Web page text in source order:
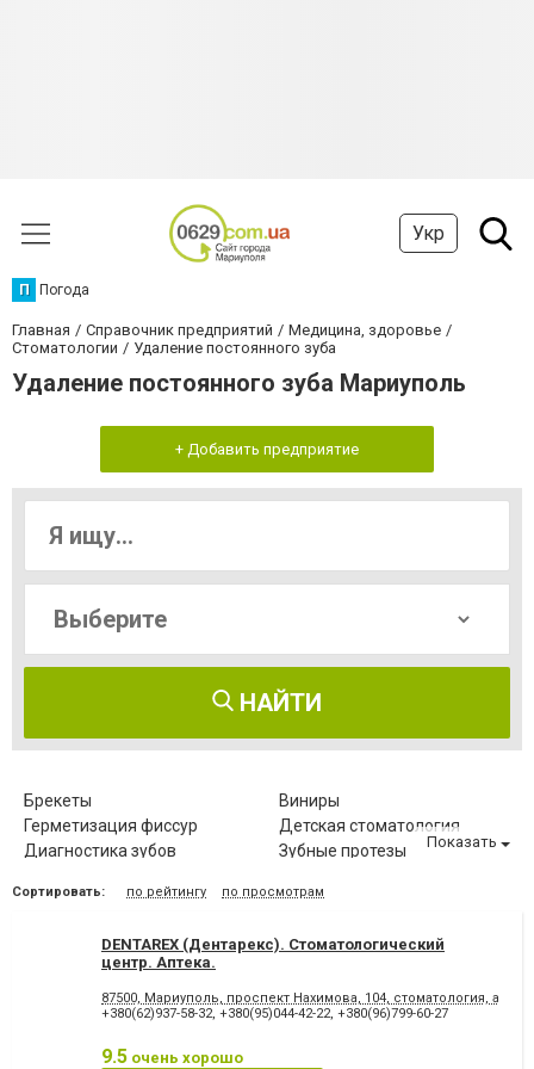
Укр
П Погода
Главная Справочник предприятий
Медицина, здоровье
Стоматологии
Удаление постоянного зуба
Удаление постоянного зуба Мариуполь
+ Добавить предприятие
НАЙТИ
Брекеты
Виниры
Герметизация фиссур
Детская стоматология
Диагностика зубов
Зубные протезы
Клиновидный дефект зубов
Компьютерная томография
Коронка безметалловая
Коронка
цельнокерамическая
Лазерное отбеливание
стоматологии
Показать
Сортировать: по рейтингу по просмотрам
DENTAREX (Дентарекс). Cтоматологический
центр. Аптeкa.
87500, Мариуполь, проспект Нахимова, 104, стоматология,
+380(62)937-58-32, +380(95)044-42-22, +380(96)799-60-27
9.5 очень хорошо